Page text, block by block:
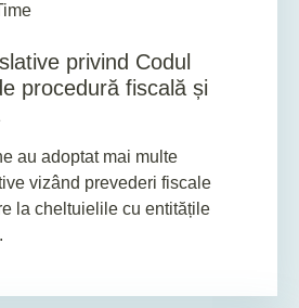
privind Codul
procedură fiscală și
au adoptat mai multe
vizând prevederi fiscale
la cheltuielile cu entitățile